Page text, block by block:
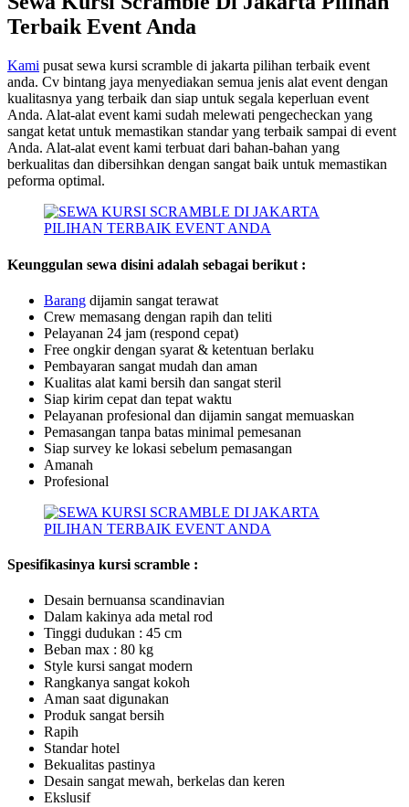
Terbaik Event Anda
Kami pusat sewa kursi scramble di jakarta pilihan terbaik event
anda. Cv bintang jaya menyediakan semua jenis alat event dengan
kualitasnya yang terbaik dan siap untuk segala keperluan event
Anda. Alat-alat event kami sudah melewati pengecheckan yang
sangat ketat untuk memastikan standar yang terbaik sampai di event
Anda. Alat-alat event kami terbuat dari bahan-bahan yang
berkualitas dan dibersihkan dengan sangat baik untuk memastikan
peforma optimal.
Keunggulan sewa disini adalah sebagai berikut :
Barang dijamin sangat terawat
Crew memasang dengan rapih dan teliti
Pelayanan 24 jam (respond cepat)
Free ongkir dengan syarat & ketentuan berlaku
Pembayaran sangat mudah dan aman
Kualitas alat kami bersih dan sangat steril
Siap kirim cepat dan tepat waktu
Pelayanan profesional dan dijamin sangat memuaskan
Pemasangan tanpa batas minimal pemesanan
Siap survey ke lokasi sebelum pemasangan
Amanah
Profesional
Spesifikasinya kursi scramble :
Desain bernuansa scandinavian
Dalam kakinya ada metal rod
Tinggi dudukan : 45 cm
Beban max : 80 kg
Style kursi sangat modern
Rangkanya sangat kokoh
Aman saat digunakan
Produk sangat bersih
Rapih
Standar hotel
Bekualitas pastinya
Desain sangat mewah, berkelas dan keren
Ekslusif